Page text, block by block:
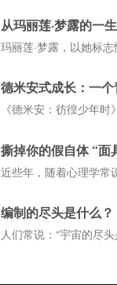
从玛丽莲·梦露的一
编制的尽头是什么？